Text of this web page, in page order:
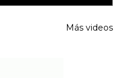
Más videos